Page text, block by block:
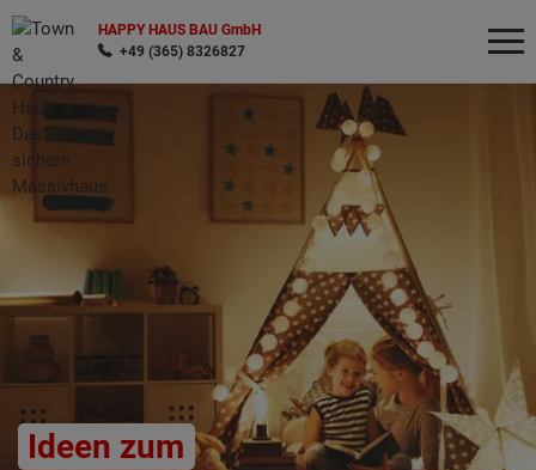
HAPPY HAUS BAU GmbH
+49 (365) 8326827
Ideen zum
Wonach möchten Sie suchen?